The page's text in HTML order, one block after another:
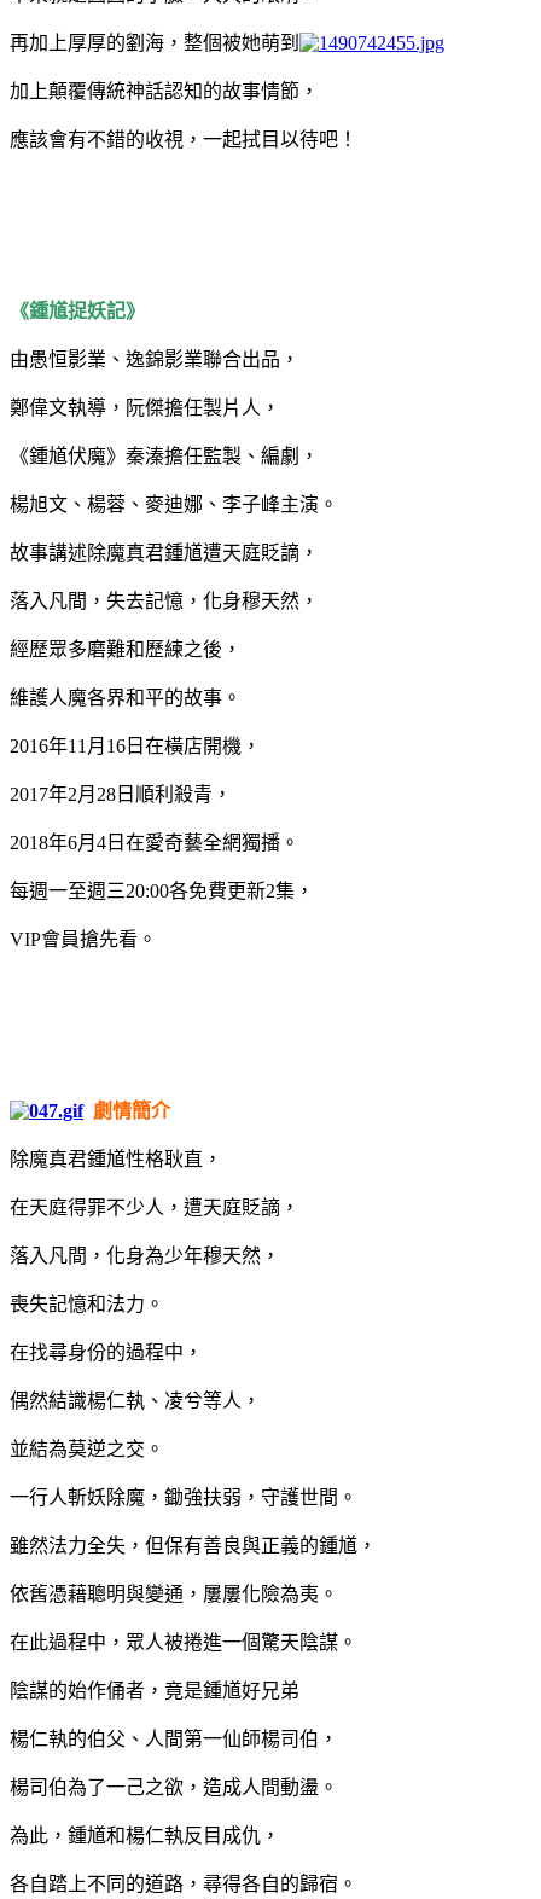
再加上厚厚的劉海，整個被她萌到
加上顛覆傳統神話認知的故事情節，
應該會有不錯的收視，一起拭目以待吧！
《鍾馗捉妖記》
由愚恒影業、逸錦影業聯合出品，
鄭偉文執導，阮傑擔任製片人，
《鍾馗伏魔》秦溱擔任監製、編劇，
楊旭文、楊蓉、麥迪娜、李子峰主演。
故事講述除魔真君鍾馗遭天庭貶謫，
落入凡間，失去記憶，化身穆天然，
經歷眾多磨難和歷練之後，
維護人魔各界和平的故事。
2016年11月16日在橫店開機，
2017年2月28日順利殺青，
2018年6月4日在愛奇藝全網獨播。
每週一至週三20:00各免費更新2集，
VIP會員搶先看。
劇情簡介
除魔真君鍾馗性格耿直，
在天庭得罪不少人，遭天庭貶謫，
落入凡間，化身為少年穆天然，
喪失記憶和法力。
在找尋身份的過程中，
偶然結識楊仁執、凌兮等人，
並結為莫逆之交。
一行人斬妖除魔，鋤強扶弱，守護世間。
雖然法力全失，但保有善良與正義的鍾馗，
依舊憑藉聰明與變通，屢屢化險為夷。
在此過程中，眾人被捲進一個驚天陰謀。
陰謀的始作俑者，竟是鍾馗好兄弟
楊仁執的伯父、人間第一仙師楊司伯，
楊司伯為了一己之欲，造成人間動盪。
為此，鍾馗和楊仁執反目成仇，
各自踏上不同的道路，尋得各自的歸宿。